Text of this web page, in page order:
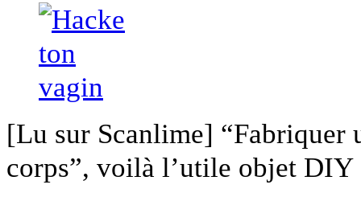
[Lu sur Scanlime] “Fabriquer
corps”, voilà l’utile objet